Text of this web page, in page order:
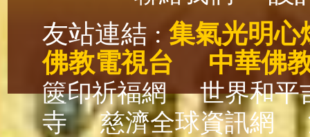
友站連結 : 集氣光明心
佛教電視台
中華佛
篋印祈福網
世界和平
寺
慈濟全球資訊網